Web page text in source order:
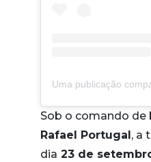
Sob o comando de
Rafael Portugal , a
dia 23 de